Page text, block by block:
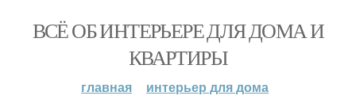
ВСЁ ОБ ИНТЕРЬЕРЕ ДЛЯ ДОМА И
КВАРТИРЫ
главная
интерьер для дома